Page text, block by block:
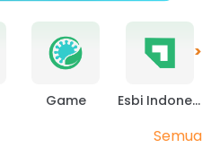
Game Esbi Indonesia
>
Semua